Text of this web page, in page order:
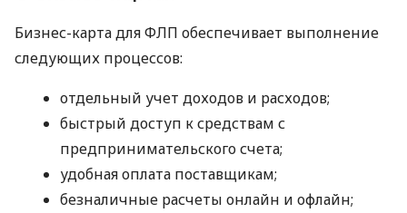
Бизнес-карта для ФЛП обеспечивает выполнение
следующих процессов:
отдельный учет доходов и расходов;
быстрый доступ к средствам с
предпринимательского счета;
удобная оплата поставщикам;
безналичные расчеты онлайн и офлайн;